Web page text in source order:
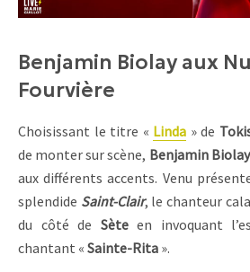
Benjamin Biolay aux
Fourvière
Choisissant le titre « Linda » de
de monter sur scène, Benjamin Biolay
aux différents accents. Venu
splendide Saint-Clair, le chanteur
du côté de Sèteen invoquant
chantant « Sainte-Rita ».